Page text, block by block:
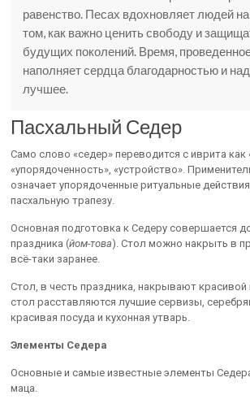
равенство. Песах вдохновляет людей
том, как важно ценить свободу и
будущих поколений. Время,
наполняет сердца благодарностью и
лучшее.
Пасхальный Седер
Само слово «седер» переводится с иврита как
«упорядоченность», «устройство».
означает упорядоченные ритуальные
пасхальную трапезу.
Основная подготовка к Седеру совершается
праздника (йом-това). Стол можно накрыть в
всё-таки заранее.
Стол, в честь праздника, накрывают красивой
стол расставляются лучшие сервизы,
красивая посуда и кухонная утварь.
Элементы Седера
Основные и самые известные элементы
маца.